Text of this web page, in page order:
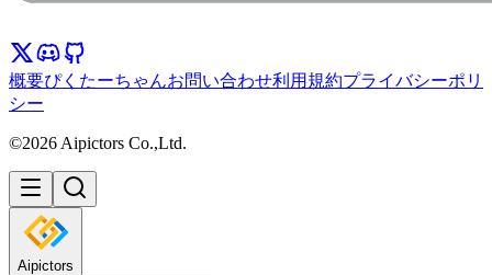
概要ぴくたーちゃんお問い合わせ利用規約プライバシーポリ
シー
©2026 Aipictors Co.,Ltd.
Aipictors